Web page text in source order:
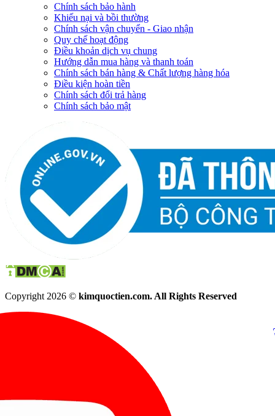
Chính sách bảo hành
Khiếu nại và bồi thường
Chính sách vận chuyển - Giao nhận
Quy chế hoạt động
Điều khoản dịch vụ chung
Hướng dẫn mua hàng và thanh toán
Chính sách bán hàng & Chất lượng hàng hóa
Điều kiện hoàn tiền
Chính sách đổi trả hàng
Chính sách bảo mật
Copyright 2026 © kimquoctien.com. All Rights Reserved
(8h00 - 21h30)
(8h00 -